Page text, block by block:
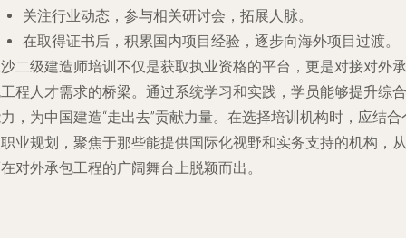
关注行业动态，参与相关研讨会，拓展人脉。
在取得证书后，积累国内项目经验，逐步向海外项目过渡。
二级建造师培训不仅是获取执业资格的平台，更是对接对外承
程人才需求的桥梁。通过系统学习和实践，学员能够提升综合
，为中国建造“走出去”贡献力量。在选择培训机构时，应结合
业规划，聚焦于那些能提供国际化视野和实务支持的机构，从
对外承包工程的广阔舞台上脱颖而出。